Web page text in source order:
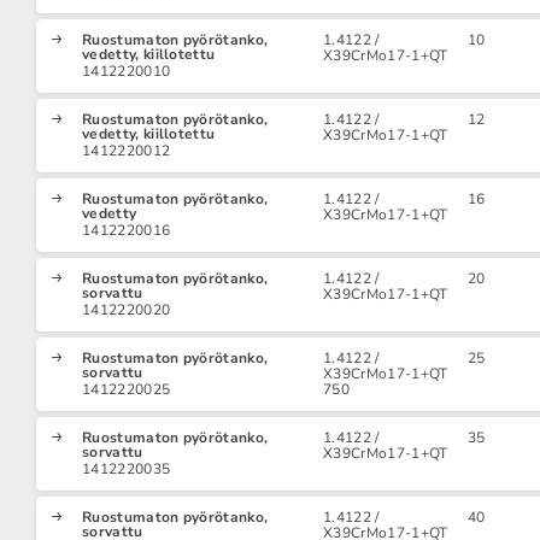
Ruostumaton pyörötanko,
vedetty, kiillotettu
1412220010
1.4122 /
X39CrMo17-1+QT
10
Ruostumaton pyörötanko,
vedetty, kiillotettu
1412220012
1.4122 /
X39CrMo17-1+QT
12
Ruostumaton pyörötanko,
vedetty
1412220016
1.4122 /
X39CrMo17-1+QT
16
Ruostumaton pyörötanko,
sorvattu
1412220020
1.4122 /
X39CrMo17-1+QT
20
Ruostumaton pyörötanko,
sorvattu
1412220025
1.4122 /
X39CrMo17-1+QT
750
25
Ruostumaton pyörötanko,
sorvattu
1412220035
1.4122 /
X39CrMo17-1+QT
35
Ruostumaton pyörötanko,
sorvattu
1.4122 /
X39CrMo17-1+QT
40